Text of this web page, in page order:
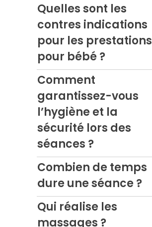
Quelles sont les
contres indications
pour les prestations
pour bébé ?
Comment
garantissez-vous
l’hygiène et la
sécurité lors des
séances ?
Combien de temps
dure une séance ?
Qui réalise les
massages ?